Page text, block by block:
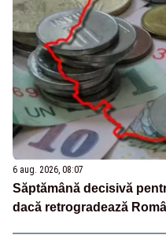
6 aug. 2026, 08:07
Săptămână decisivă
dacă retrogradează